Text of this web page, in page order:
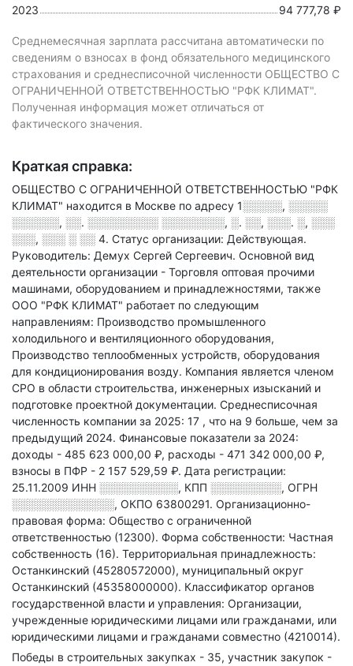
2023 94 777,78 ₽
Среднемесячная зарплата рассчитана автоматически по
сведениям о взносах в фонд обязательного медицинского
страхования и среднесписочной численности ОБЩЕСТВО С
ОГРАНИЧЕННОЙ ОТВЕТСТВЕННОСТЬЮ "РФК КЛИМАТ".
Полученная информация может отличаться от
фактического значения.
Краткая справка:
ОБЩЕСТВО С ОГРАНИЧЕННОЙ ОТВЕТСТВЕННОСТЬЮ "РФК
КЛИМАТ" находится в Москве по адресу 1░░░░░, ░░░░░
░░░░░░, ░░. ░░░░░░░░░ ░░░░░░░░, ░. ░░, ░░░. ░, ░░░
░░░, ░░░ ░ ░░ 4. Статус организации: Действующая.
Руководитель: Демух Сергей Сергеевич. Основной вид
деятельности организации - Торговля оптовая прочими
машинами, оборудованием и принадлежностями, также
ООО "РФК КЛИМАТ" работает по следующим
направлениям: Производство промышленного
холодильного и вентиляционного оборудования,
Производство теплообменных устройств, оборудования
для кондиционирования возду. Компания является членом
СРО в области строительства, инженерных изысканий и
подготовке проектной документации. Среднесписочная
численность компании за 2025: 17 , что на 9 больше, чем за
предыдущий 2024. Финансовые показатели за 2024:
доходы - 485 623 000,00 ₽, расходы - 471 342 000,00 ₽,
взносы в ПФР - 2 157 529,59 ₽. Дата регистрации:
25.11.2009 ИНН ░░░░░░░░░░, КПП ░░░░░░░░░, ОГРН
░░░░░░░░░░░░░, ОКПО 63800291. Организационно-
правовая форма: Общество с ограниченной
ответственностью (12300). Форма собственности: Частная
собственность (16). Территориальная принадлежность:
Останкинский (45280572000), муниципальный округ
Останкинский (45358000000). Классификатор органов
государственной власти и управления: Организации,
учрежденные юридическими лицами или гражданами, или
юридическими лицами и гражданами совместно (4210014).
Победы в строительных закупках - 35, участник закупок -